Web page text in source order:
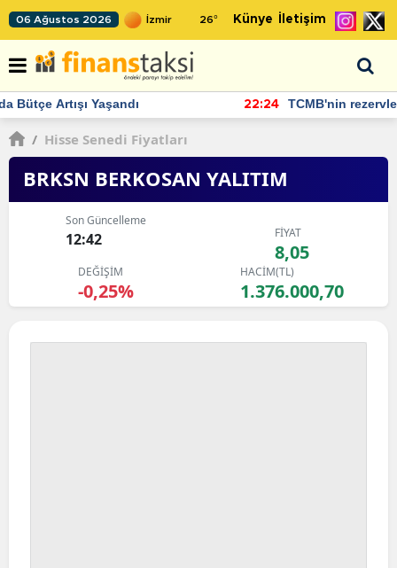
06 Ağustos 2026 26° Künye İletişim
22:24 TCMB'nin rezervlerinde artan momentum devam ediyor
/ Hisse Senedi Fiyatları
BRKSN BERKOSAN YALITIM
Son Güncelleme
12:42 FİYAT
8,05
DEĞİŞİM
-0,25%
HACİM(TL)
1.376.000,70